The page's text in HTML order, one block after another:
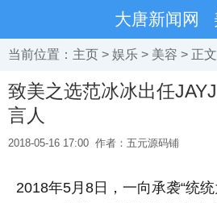
大唐新闻网
当前位置： 主页 > 娱乐 > 美容 > 正文
致美之选范冰冰出任
言人
2018-05-16 17:00 作者：五元源码铺
2018年5月 8 日，一向承袭“统